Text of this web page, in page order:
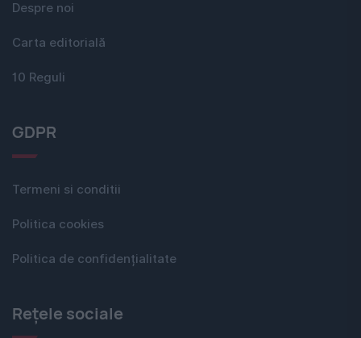
Despre noi
Carta editorială
10 Reguli
GDPR
Termeni si conditii
Politica cookies
Politica de confidențialitate
Rețele sociale